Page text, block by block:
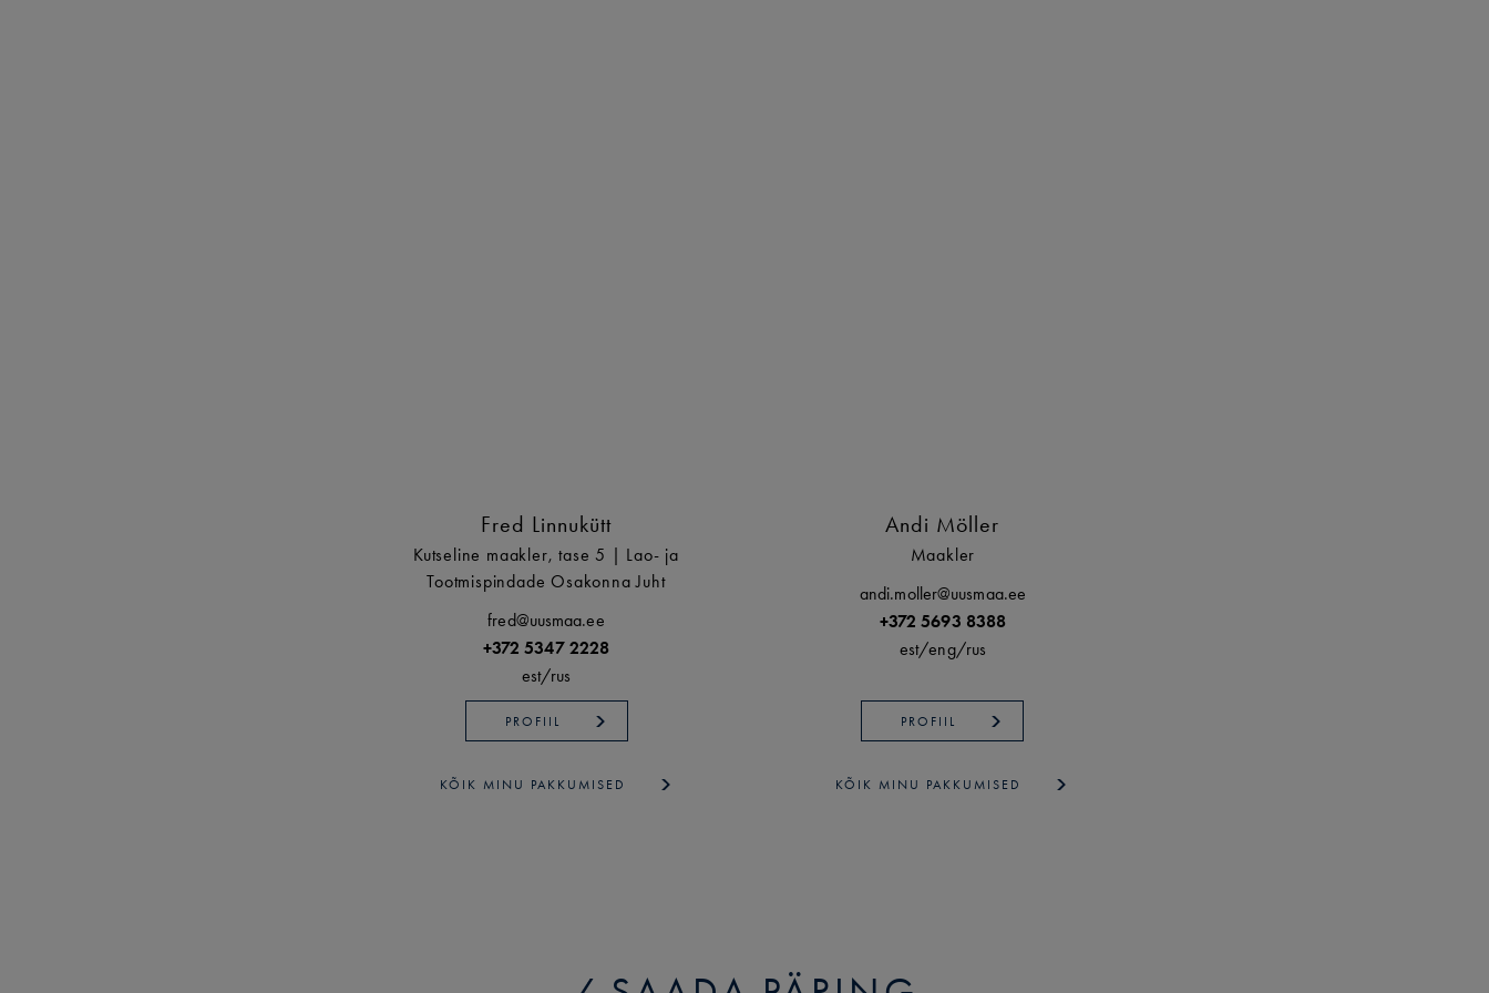
Fred Linnukütt
Kutseline maakler, tase 5 | Lao- ja
Tootmispindade Osakonna Juht
fred@uusmaa.ee
+372 5347 2228
est/rus
PROFIIL
KÕIK MINU PAKKUMISED
Andi Möller
Maakler
andi.moller@uusmaa.ee
+372 5693 8388
est/eng/rus
PROFIIL
KÕIK MINU PAKKUMISED